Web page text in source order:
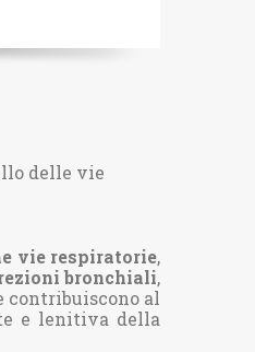
delle vie
vie respiratorie,
bronchiali,
contribuiscono al
e lenitiva della